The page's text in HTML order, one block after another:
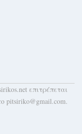
επιτρέπεται
pitsiriko@gmail.com.